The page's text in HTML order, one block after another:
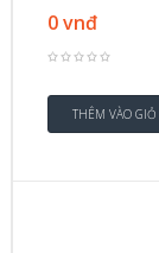
0 vnđ